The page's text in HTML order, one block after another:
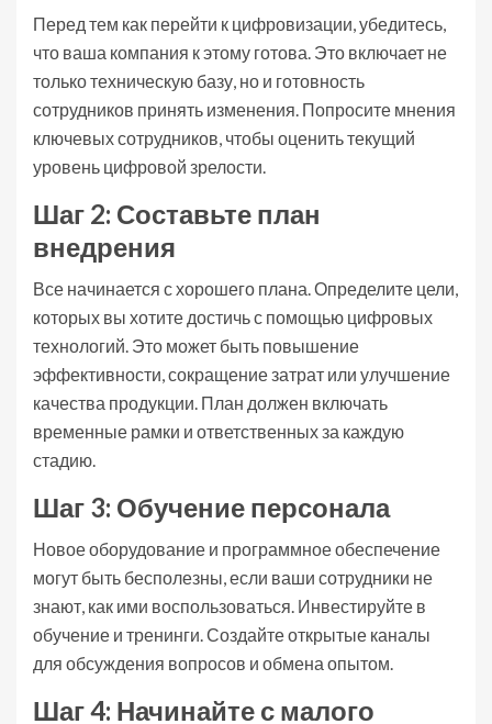
Перед тем как перейти к цифровизации, убедитесь,
что ваша компания к этому готова. Это включает не
только техническую базу, но и готовность
сотрудников принять изменения. Попросите мнения
ключевых сотрудников, чтобы оценить текущий
уровень цифровой зрелости.
Шаг 2: Составьте план
внедрения
Все начинается с хорошего плана. Определите цели,
которых вы хотите достичь с помощью цифровых
технологий. Это может быть повышение
эффективности, сокращение затрат или улучшение
качества продукции. План должен включать
временные рамки и ответственных за каждую
стадию.
Шаг 3: Обучение персонала
Новое оборудование и программное обеспечение
могут быть бесполезны, если ваши сотрудники не
знают, как ими воспользоваться. Инвестируйте в
обучение и тренинги. Создайте открытые каналы
для обсуждения вопросов и обмена опытом.
Шаг 4: Начинайте с малого